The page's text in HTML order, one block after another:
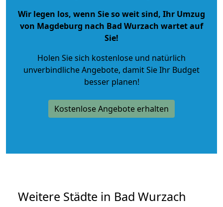
Wir legen los, wenn Sie so weit sind, Ihr Umzug
von Magdeburg nach Bad Wurzach wartet auf
Sie!
Holen Sie sich kostenlose und natürlich
unverbindliche Angebote, damit Sie Ihr Budget
besser planen!
Kostenlose Angebote erhalten
Weitere Städte in Bad Wurzach